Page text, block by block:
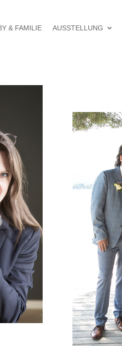
& FAMILIE AUSSTELLUNG